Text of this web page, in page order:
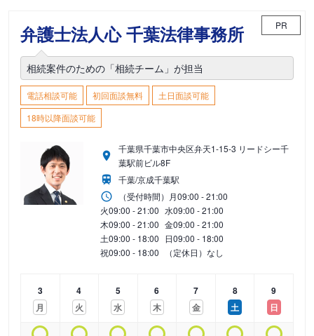
弁護士法人心 千葉法律事務所 PR
相続案件のための「相続チーム」が担当
電話相談可能 初回面談無料
土日面談可能
18時以降面談可能
千葉県千葉市中央区弁天1-15-3 リードシー千
葉駅前ビル8F
千葉/京成千葉駅
（受付時間） 月09:00 - 21:00
火09:00 - 21:00 水09:00 - 21:00
木09:00 - 21:00 金09:00 - 21:00
土09:00 - 18:00 日09:00 - 18:00
祝09:00 - 18:00 （定休日）なし
3
月
4
火
5
水
6
木
7
金
8
土
9
日